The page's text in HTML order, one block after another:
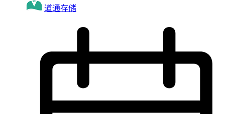
道通存储